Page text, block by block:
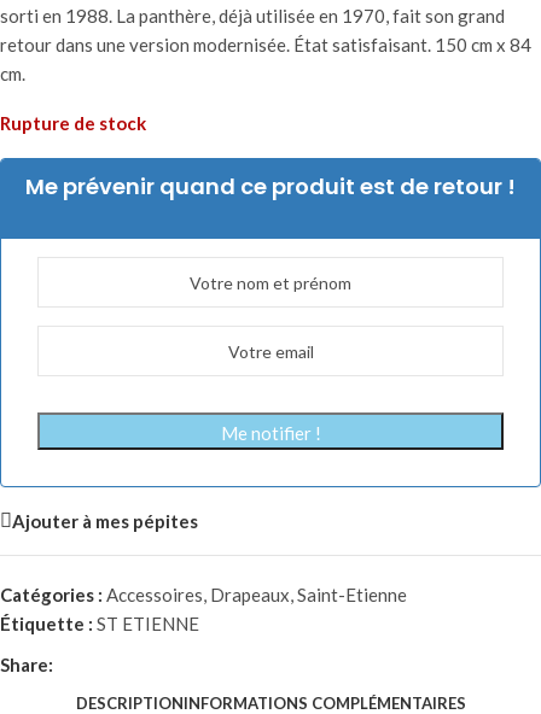
sorti en 1988. La panthère, déjà utilisée en 1970, fait son grand
retour dans une version modernisée. État satisfaisant. 150 cm x 84
cm.
Rupture de stock
Me prévenir quand ce produit est de retour !
Me notifier !
Ajouter à mes pépites
Catégories : Accessoires, Drapeaux,Saint-Etienne
Étiquette : ST ETIENNE
Share:
DESCRIPTIONINFORMATIONS COMPLÉMENTAIRES